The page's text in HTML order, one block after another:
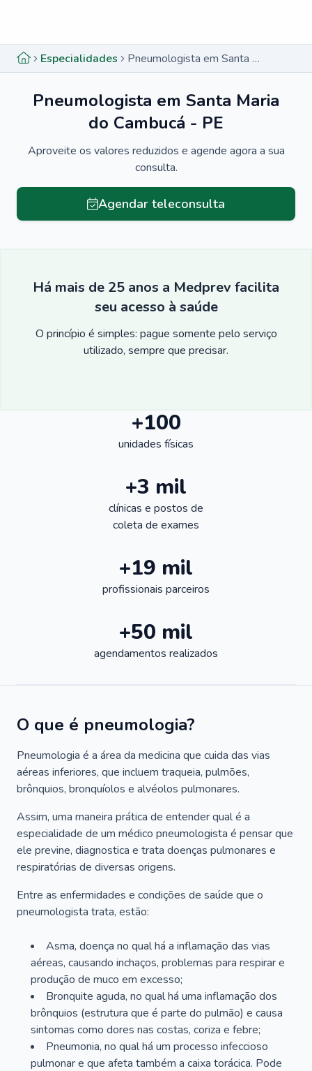
Especialidades Pneumologista em Santa Maria do Cambucá - PE
Pneumologista em Santa Maria
do Cambucá - PE
Aproveite os valores reduzidos e agende agora a sua
consulta.
Agendar teleconsulta
Há mais de 25 anos a Medprev facilita
seu acesso à saúde
O princípio é simples: pague somente pelo serviço
utilizado, sempre que precisar.
+100
unidades físicas
+3 mil
clínicas e postos de
coleta de exames
+19 mil
profissionais parceiros
+50 mil
agendamentos realizados
O que é pneumologia?
Pneumologia é a área da medicina que cuida das vias
aéreas inferiores, que incluem traqueia, pulmões,
brônquios, bronquíolos e alvéolos pulmonares.
Assim, uma maneira prática de entender qual é a
especialidade de um médico pneumologista é pensar que
ele previne, diagnostica e trata doenças pulmonares e
respiratórias de diversas origens.
Entre as enfermidades e condições de saúde que o
pneumologista trata, estão:
Asma, doença no qual há a inflamação das vias
aéreas, causando inchaços, problemas para respirar e
produção de muco em excesso;
Bronquite aguda, no qual há uma inflamação dos
brônquios (estrutura que é parte do pulmão) e causa
sintomas como dores nas costas, coriza e febre;
Pneumonia, no qual há um processo infeccioso
pulmonar e que afeta também a caixa torácica. Pode